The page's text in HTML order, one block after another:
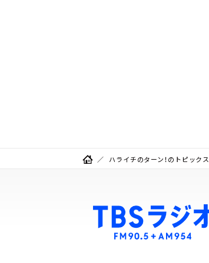
ハライチのターン！のトピックス